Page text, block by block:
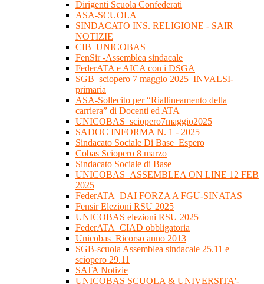
Dirigenti Scuola Confederati
ASA-SCUOLA
SINDACATO INS. RELIGIONE - SAIR
NOTIZIE
CIB_UNICOBAS
FenSir -Assemblea sindacale
FederATA e AICA con i DSGA
SGB_sciopero 7 maggio 2025_INVALSI-
primaria
ASA-Sollecito per “Riallineamento della
carriera” di Docenti ed ATA
UNICOBAS_sciopero7maggio2025
SADOC INFORMA N. 1 - 2025
Sindacato Sociale Di Base_Espero
Cobas Sciopero 8 marzo
Sindacato Sociale di Base
UNICOBAS_ASSEMBLEA ON LINE 12 FEB
2025
FederATA_DAI FORZA A FGU-SINATAS
Fensir Elezioni RSU 2025
UNICOBAS elezioni RSU 2025
FederATA_CIAD obbligatoria
Unicobas_Ricorso anno 2013
SGB-scuola Assemblea sindacale 25.11 e
sciopero 29.11
SATA Notizie
UNICOBAS SCUOLA & UNIVERSITA'-